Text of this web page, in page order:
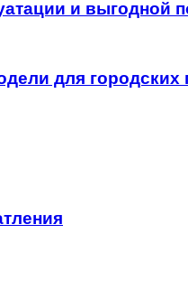
и выгодной
для городских